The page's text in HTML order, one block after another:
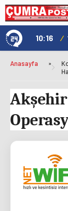
10:16 /
Anasayfa »